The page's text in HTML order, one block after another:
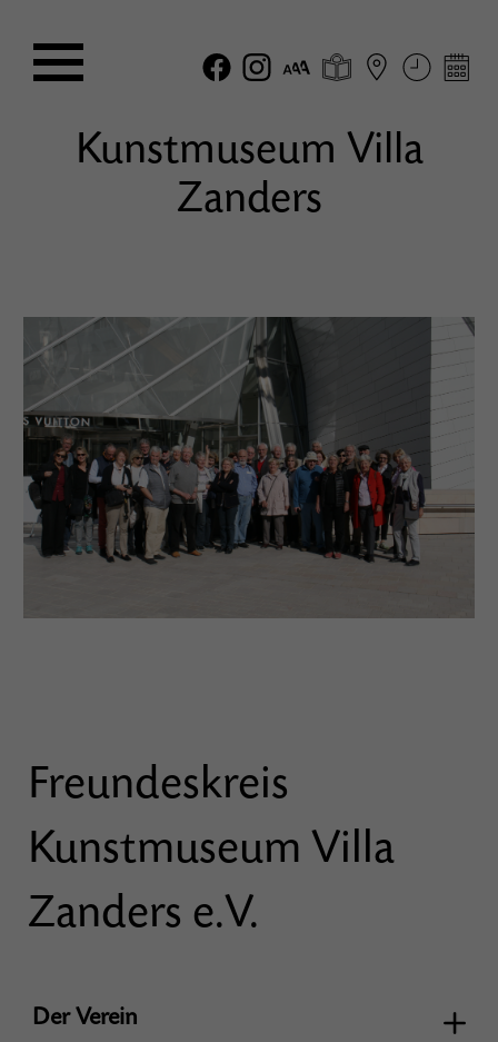
Kunstmuseum Villa
Zanders
Freundeskreis
Kunstmuseum Villa
Zanders e.V.
Der Verein